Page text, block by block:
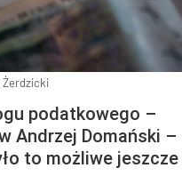
podatkowego –
Andrzej Domański –
to możliwe jeszcze